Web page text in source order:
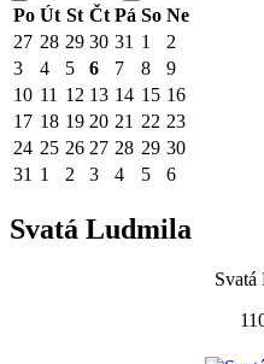
Po Út St Čt Pá So Ne
27 28 29 30 31 1
2
3
4 5 6 7 8
9
10 11 12 13 14 15 16
17 18 19 20 21 22 23
24 25 26 27 28 29 30
31 1 2 3 4 5 6
Svatá Ludmila